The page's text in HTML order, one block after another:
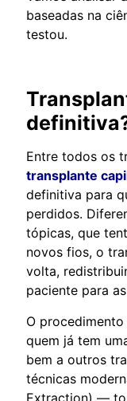
baseadas na
testou.
Entre todos os
transplante
definitiva para
perdidos.
tópicas, que
novos fios, o
volta,
paciente para
O
quem já tem
bem a outros
técnicas
Extraction) —